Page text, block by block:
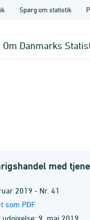
Spørg om statistik
Om Danmarks
med
2019 - Nr. 41
som PDF
9. maj 2019